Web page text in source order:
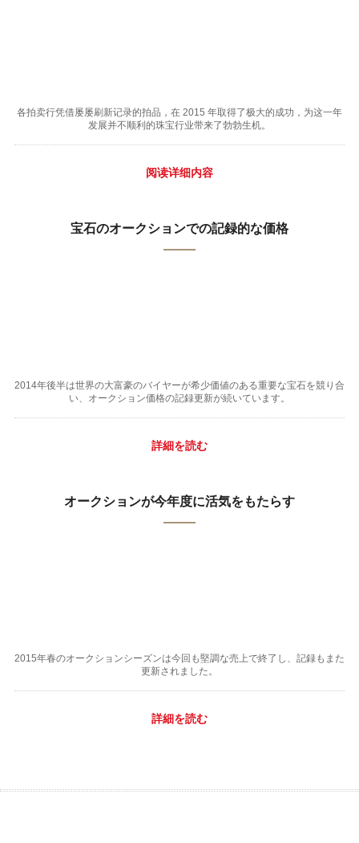
各拍卖行凭借屡屡刷新记录的拍品，在 2015 年取得了极大的成功，为这一年
发展并不顺利的珠宝行业带来了勃勃生机。
阅读详细内容
宝石のオークションでの記録的な価格
2014年後半は世界の大富豪のバイヤーが希少価値のある重要な宝石を競り合
い、オークション価格の記録更新が続いています。
詳細を読む
オークションが今年度に活気をもたらす
2015年春のオークションシーズンは今回も堅調な売上で終了し、記録もまた
更新されました。
詳細を読む